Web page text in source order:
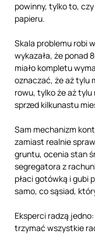
powinny, tylko to,
papieru.
Skala problemu robi
wykazała, że ponad
miało kompletu
oznaczać, że aż tylu
rowu, tylko że aż
sprzed kilkunastu
Sam mechanizm
zamiast realnie
gruntu, ocenia stan
segregatora z
płaci gotówką i gubi
samo, co sąsiad,
Eksperci radzą
trzymać wszystkie